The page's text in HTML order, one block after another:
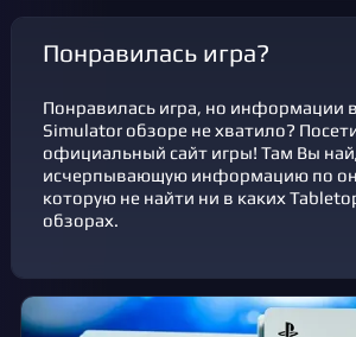
Понравилась игра?
Понравилась игра, но информации
Simulator обзоре не хватило?
официальный сайт игры! Там Вы
исчерпывающую информацию по
которую не найти ни в каких
обзорах.